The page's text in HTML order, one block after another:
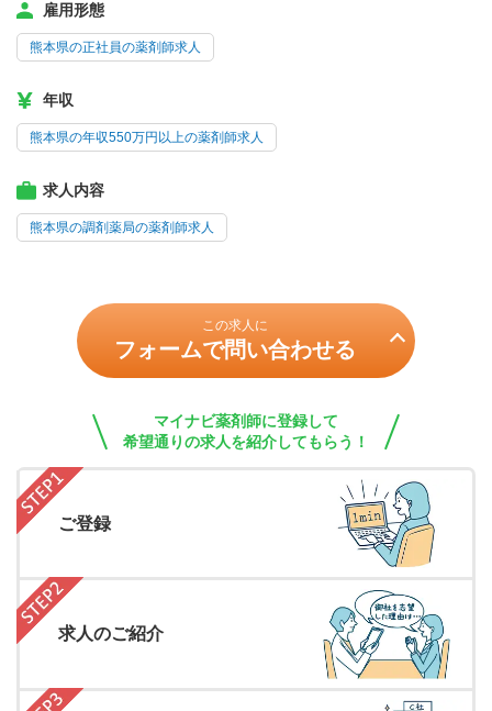
雇用形態
熊本県の正社員の薬剤師求人
年収
熊本県の年収550万円以上の薬剤師求人
求人内容
熊本県の調剤薬局の薬剤師求人
この求人に
フォームで問い合わせる
マイナビ薬剤師に登録して
希望通りの求人を紹介してもらう！
ご登録
求人のご紹介